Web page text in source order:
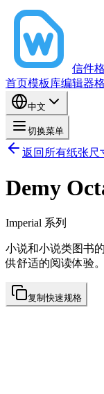
信件
首页模板库编辑器
中文
切换菜单
返回所有纸张尺
Demy
Imperial 系列
小说和小说类图书
供舒适的阅读体验。
复制快速规格